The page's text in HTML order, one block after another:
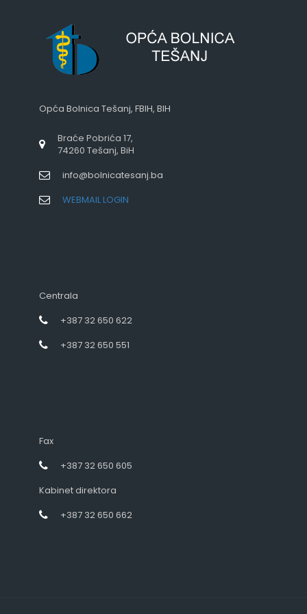
Opća Bolnica Tešanj, FBIH, BIH
Braće Pobrića 17,
74260 Tešanj, BiH
info@bolnicatesanj.ba
WEBMAIL LOGIN
Centrala
+387 32 650 622
+387 32 650 551
Fax
+387 32 650 605
Kabinet direktora
+387 32 650 662